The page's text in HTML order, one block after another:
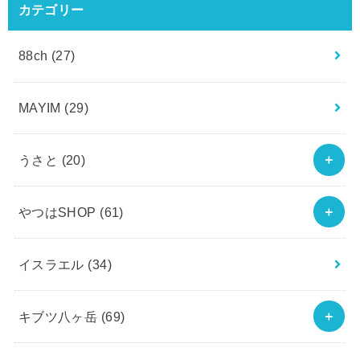
カテゴリー
88ch (27)
MAYIM (29)
うさと (20)
やつはSHOP (61)
イスラエル (34)
キブツ八ヶ岳 (69)